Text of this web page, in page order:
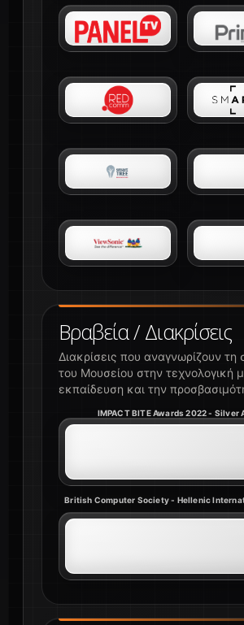
Βραβεία / Διακρίσεις
Διακρίσεις που αναγνωρίζουν τη
του Μουσείου στην τεχνολογική
εκπαίδευση και την
IMPACT BITE Awards 2022 - Silver
British Computer Society - Hellenic